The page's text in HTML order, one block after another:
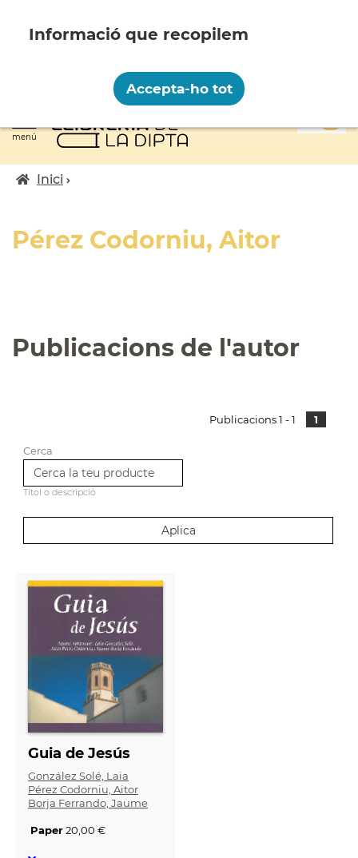
contingut
menú
Fil
Inici
Pérez Codorniu, Aitor
Publicacions de l'autor
Publicacions 1 - 1 1
Cerca
Títol o descripció
Guia de Jesús
González Solé, Laia
Pérez Codorniu, Aitor
Borja Ferrando, Jaume
Paper20,00 €
personal amb les següents finalitats:
Funcionalitat, Analítica.
Més informació
Canviar preferències
Accepta-ho tot